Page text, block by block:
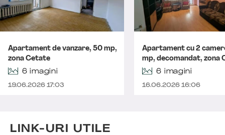
Apartament de vanzare, 50 mp,
zona Cetate
6 imagini
19.06.2026 17:03
Apartament cu 2
mp, decomandat, zona
6 imagini
16.06.2026 16:06
LINK-URI UTILE